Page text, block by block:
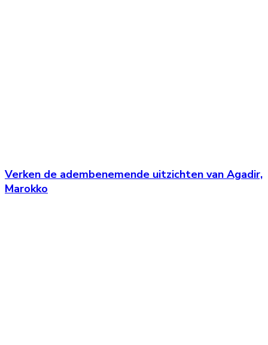
Verken de adembenemende uitzichten van Agadir,
Marokko